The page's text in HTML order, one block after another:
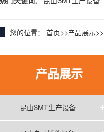
您的位置： 首页>>产品展示>>
产品展示
昆山SMT生产设备